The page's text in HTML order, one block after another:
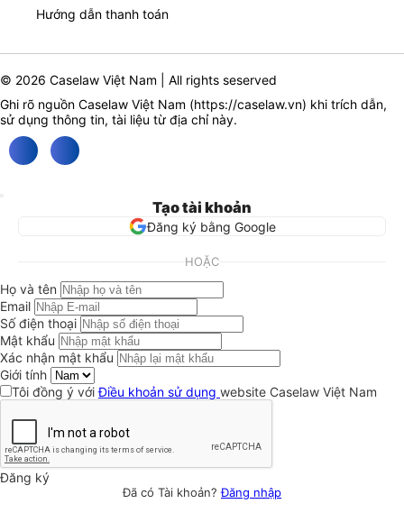
Hướng dẫn thanh toán
© 2026 Caselaw Việt Nam | All rights seserved
Ghi rõ nguồn Caselaw Việt Nam (https://caselaw.vn) khi trích dẫn,
sử dụng thông tin, tài liệu từ địa chỉ này.
Tạo tài khoản
Đăng ký bằng Google
HOẶC
Họ và tên
Email
Số điện thoại
Mật khẩu
Xác nhận mật khẩu
Giới tính
Tôi đồng ý vớiĐiều khoản sử dụng website Caselaw Việt Nam
Đăng ký
Đã có Tài khoản?Đăng nhập